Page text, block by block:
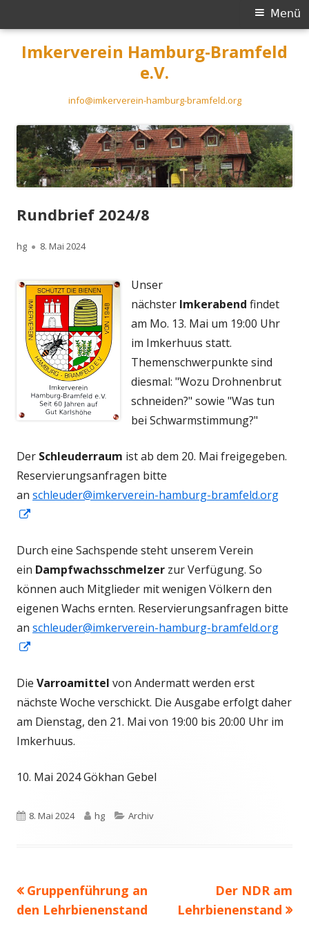
Imkerverein Hamburg-Bramfeld
e.V.
info@imkerverein-hamburg-bramfeld.org
Menü
Menü
Rundbrief 2024/8
Autor
hg
Veröffentlicht
8. Mai 2024
Unser
nächster Imkerabend findet
am Mo. 13. Mai um 19:00 Uhr
im Imkerhuus statt.
Themenschwerpunkte sind
diesmal: "Wozu Drohnenbrut
schneiden?" sowie "Was tun
bei Schwarmstimmung?"
Der Schleuderraum ist ab dem 20. Mai freigegeben.
Reservierungsanfragen bitte
an schleuder@imkerverein-hamburg-bramfeld.org
Fenster
öffnen
Durch eine Sachspende steht unserem Verein
ein Dampfwachsschmelzer zur Verfügung. So
können auch Mitglieder mit wenigen Völkern den
eigenen Wachs ernten. Reservierungsanfragen bitte
an schleuder@imkerverein-hamburg-bramfeld.org
Fenster
öffnen
Die Varroamittel von Andermatt werden erst
nächste Woche verschickt. Die Ausgabe erfolgt daher
am Dienstag, den 21. Mai von 19:00 bis 20:00 Uhr im
Imkerhuus.
10. Mai 2024 Gökhan Gebel
Veröffentlicht
8. Mai 2024 Autor
hg Kategorien
Archiv
Beitragsnavigation
Vorheriger
Beitrag:
Gruppenführung an
den Lehrbienenstand
Nächster
Beitrag
Der NDR am
Lehrbienenstand